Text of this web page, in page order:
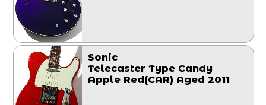
Sonic
Telecaster Type Candy
Apple Red(CAR) Aged 2011